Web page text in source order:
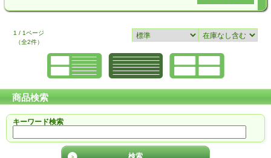
1 / 1ページ
（全2件）
商品検索
キーワード検索